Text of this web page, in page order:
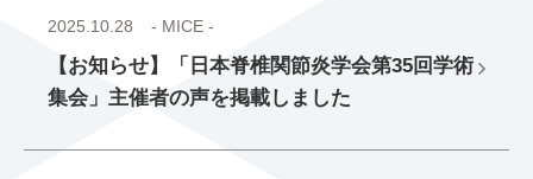
2025.10.28 - MICE -
【お知らせ】「日本脊椎関節炎学会第35回学術
集会」主催者の声を掲載しました